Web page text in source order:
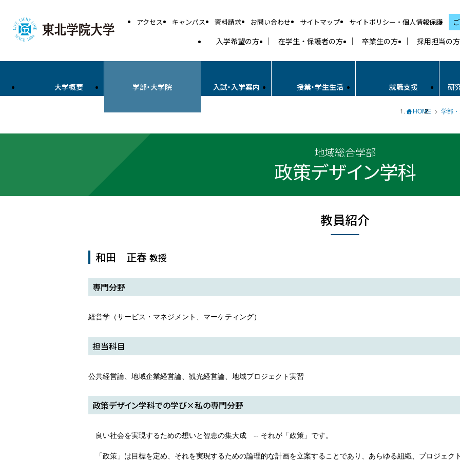
アクセス キャンパス 資料請求 お問い合わせ サイトマップ サイトポリシー・個人情報保護
入学希望の方 在学生・保護者の方 卒業生の方 採用担当の方
大学概要 学部・大学院 入試・入学案内 授業・学生生活 就職支援 研
HOME 学部
地域総合学部
政策デザイン学科
教員紹介
和田 正春 教授
専門分野
経営学（サービス・マネジメント、マーケティング）
担当科目
公共経営論、地域企業経営論、観光経営論、地域プロジェクト実習
政策デザイン学科での学び×私の専門分野
良い社会を実現するための想いと智恵の集大成 -- それが「政策」です。
「政策」は目標を定め、それを実現するための論理的な計画を立案することであり、あらゆる組織、プロジェク